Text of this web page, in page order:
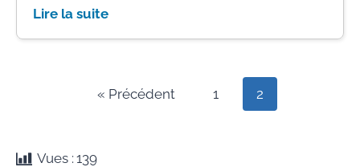
Lire la suite
« Précédent 1 2
Vues : 139